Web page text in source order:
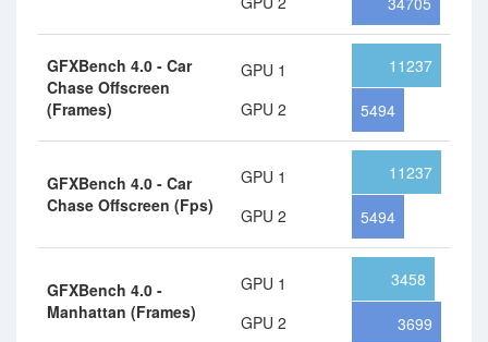
GFXBench 4.0 - Car
Chase Offscreen
(Frames)
GPU 1
GPU 2
11237
5494
GFXBench 4.0 - Car
Chase Offscreen (Fps)
GPU 1
GPU 2
11237
5494
GFXBench 4.0 -
Manhattan (Frames)
GPU 1
GPU 2
3458
3699